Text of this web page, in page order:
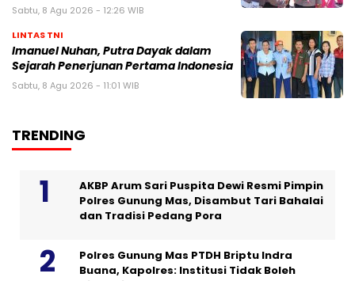
Sabtu, 8 Agu 2026 - 12:26 WIB
LINTAS TNI
Imanuel Nuhan, Putra Dayak dalam
Sejarah Penerjunan Pertama Indonesia
Sabtu, 8 Agu 2026 - 11:01 WIB
TRENDING
AKBP Arum Sari Puspita Dewi Resmi Pimpin
Polres Gunung Mas, Disambut Tari Bahalai
dan Tradisi Pedang Pora
Polres Gunung Mas PTDH Briptu Indra
Buana, Kapolres: Institusi Tidak Boleh